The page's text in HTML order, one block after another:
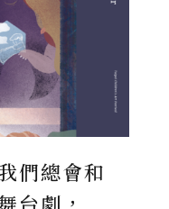
們總會和
台劇，